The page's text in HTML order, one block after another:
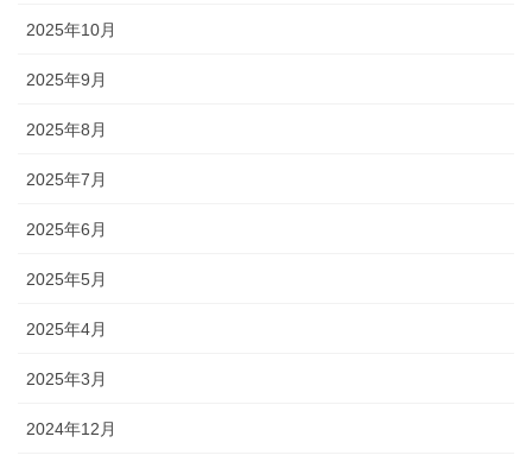
2025年10月
2025年9月
2025年8月
2025年7月
2025年6月
2025年5月
2025年4月
2025年3月
2024年12月